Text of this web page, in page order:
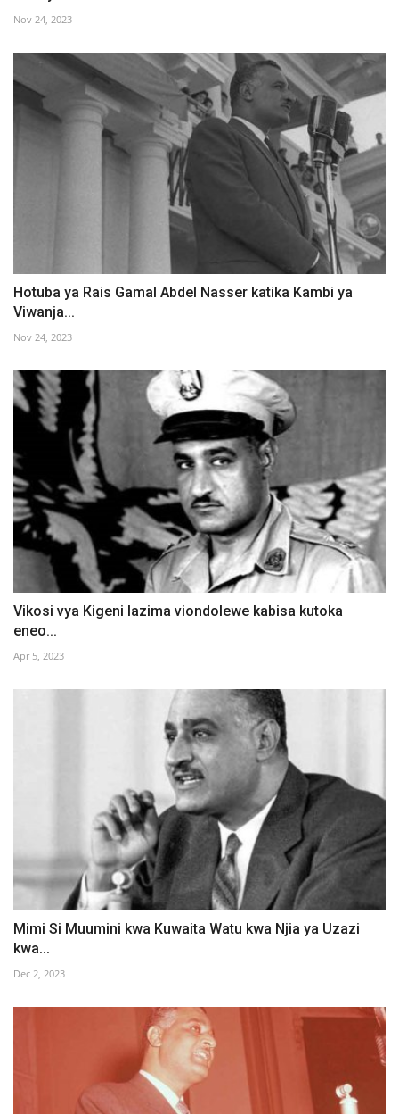
Nov 24, 2023
Hotuba ya Rais Gamal Abdel Nasser katika Kambi ya
Viwanja...
Nov 24, 2023
Vikosi vya Kigeni lazima viondolewe kabisa kutoka
eneo...
Apr 5, 2023
Mimi Si Muumini kwa Kuwaita Watu kwa Njia ya Uzazi
kwa...
Dec 2, 2023